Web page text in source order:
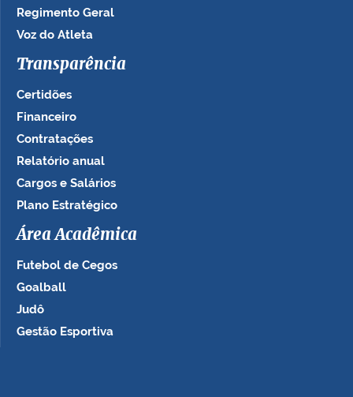
Regimento Geral
Voz do Atleta
Transparência
Certidões
Financeiro
Contratações
Relatório anual
Cargos e Salários
Plano Estratégico
Área Acadêmica
Futebol de Cegos
Goalball
Judô
Gestão Esportiva